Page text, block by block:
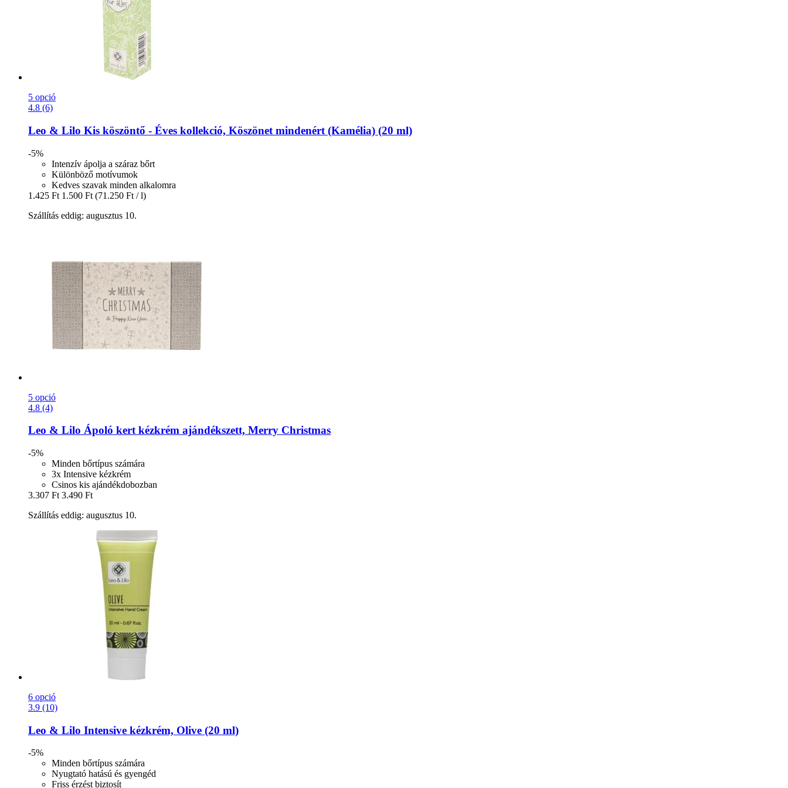
5 opció
4.8 (6)
Leo & Lilo Kis köszöntő -​ Éves kollekció, Köszönet mindenért (Kamélia) (20 ml)
-5%
Intenzív ápolja a száraz bőrt
Különböző motívumok
Kedves szavak minden alkalomra
1.425 Ft 1.500 Ft (71.250 Ft / l)
Szállítás eddig: augusztus 10.
5 opció
4.8 (4)
Leo & Lilo Ápoló kert kézkrém ajándékszett, Merry Christmas
-5%
Minden bőrtípus számára
3x Intensive kézkrém
Csinos kis ajándékdobozban
3.307 Ft 3.490 Ft
Szállítás eddig: augusztus 10.
6 opció
3.9 (10)
Leo & Lilo Intensive kézkrém, Olive (20 ml)
-5%
Minden bőrtípus számára
Nyugtató hatású és gyengéd
Friss érzést biztosít